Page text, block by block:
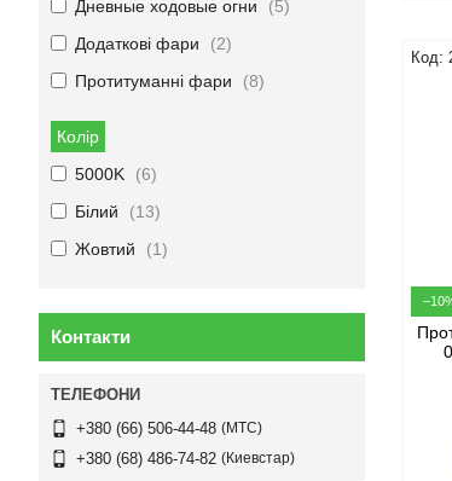
Дневные ходовые огни
5
Додаткові фари
2
Протитуманні фари
8
Колір
5000K
6
Білий
13
Жовтий
1
Контакти
+380 (66) 506-44-48 МТС
+380 (68) 486-74-82 Киевстар